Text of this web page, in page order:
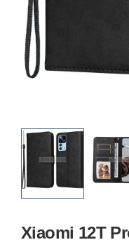
Xiaomi 12T